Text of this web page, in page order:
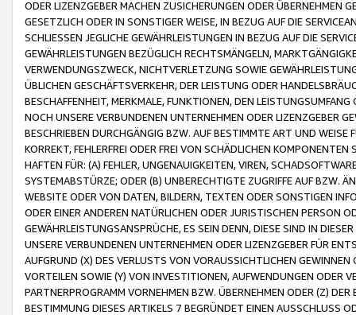
ODER LIZENZGEBER MACHEN ZUSICHERUNGEN ODER ÜBERNEHMEN
GESETZLICH ODER IN SONSTIGER WEISE, IN BEZUG AUF DIE
SCHLIESSEN JEGLICHE GEWÄHRLEISTUNGEN IN BEZUG AUF DIE
GEWÄHRLEISTUNGEN BEZÜGLICH RECHTSMÄNGELN,
VERWENDUNGSZWECK, NICHTVERLETZUNG SOWIE
ÜBLICHEN GESCHÄFTSVERKEHR, DER LEISTUNG ODER
BESCHAFFENHEIT, MERKMALE, FUNKTIONEN, DEN
NOCH UNSERE VERBUNDENEN UNTERNEHMEN ODER LIZENZGEBER
BESCHRIEBEN DURCHGÄNGIG BZW. AUF BESTIMMTE ART UND
KORREKT, FEHLERFREI ODER FREI VON SCHÄDLICHEN
HAFTEN FÜR: (A) FEHLER, UNGENAUIGKEITEN, VIREN,
SYSTEMABSTÜRZE; ODER (B) UNBERECHTIGTE ZUGRIFFE AUF BZW.
WEBSITE ODER VON DATEN, BILDERN, TEXTEN ODER SONSTIGEN
ODER EINER ANDEREN NATÜRLICHEN ODER JURISTISCHEN PERSON
GEWÄHRLEISTUNGSANSPRÜCHE, ES SEIN DENN, DIESE SIND IN
UNSERE VERBUNDENEN UNTERNEHMEN ODER LIZENZGEBER FÜR
AUFGRUND (X) DES VERLUSTS VON VORAUSSICHTLICHEN
VORTEILEN SOWIE (Y) VON INVESTITIONEN, AUFWENDUNGEN ODER
PARTNERPROGRAMM VORNEHMEN BZW. ÜBERNEHMEN ODER (Z)
BESTIMMUNG DIESES ARTIKELS 7 BEGRÜNDET EINEN AUSSCHLUSS